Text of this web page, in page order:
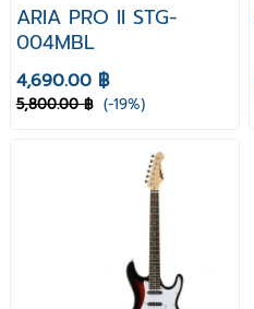
ARIA PRO II STG-
004MBL
4,690.00 ฿
5,800.00 ฿ (-19%)